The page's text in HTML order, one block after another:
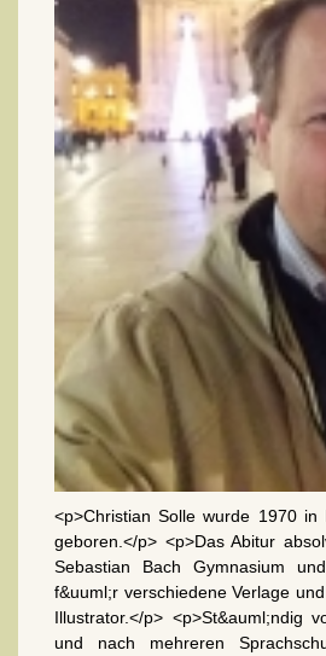
<p>Christian Solle wurde 1970 in
geboren.</p> <p>Das Abitur
Sebastian Bach Gymnasium
f&uuml;r verschiedene Verlage
Illustrator.</p> <p>St&auml;ndig
und nach mehreren